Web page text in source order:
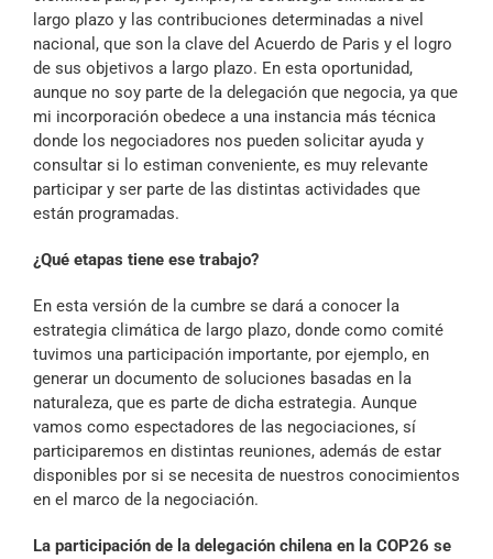
largo plazo y las contribuciones determinadas a nivel
nacional, que son la clave del Acuerdo de Paris y el logro
de sus objetivos a largo plazo. En esta oportunidad,
aunque no soy parte de la delegación que negocia, ya que
mi incorporación obedece a una instancia más técnica
donde los negociadores nos pueden solicitar ayuda y
consultar si lo estiman conveniente, es muy relevante
participar y ser parte de las distintas actividades que
están programadas.
¿Qué etapas tiene ese trabajo?
En esta versión de la cumbre se dará a conocer la
estrategia climática de largo plazo, donde como comité
tuvimos una participación importante, por ejemplo, en
generar un documento de soluciones basadas en la
naturaleza, que es parte de dicha estrategia. Aunque
vamos como espectadores de las negociaciones, sí
participaremos en distintas reuniones, además de estar
disponibles por si se necesita de nuestros conocimientos
en el marco de la negociación.
La participación de la delegación chilena en la COP26 se